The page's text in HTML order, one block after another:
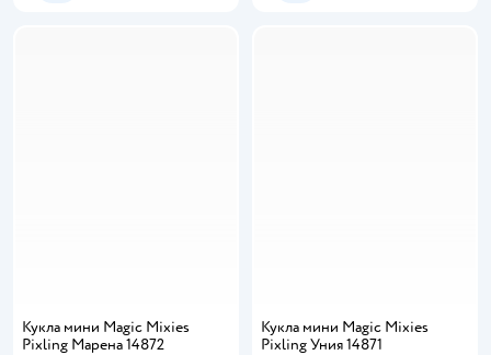
Кукла мини Magic Mixies
Pixling Марена 14872
Кукла мини Magic Mixies
Pixling Уния 14871